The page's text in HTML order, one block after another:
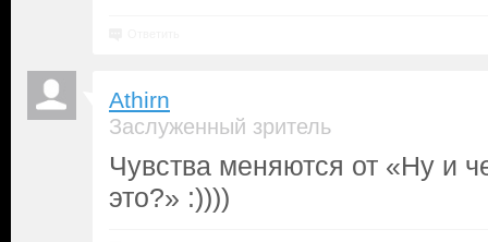
Athirn
Заслуженный зритель
Чувства меняются от «Ну и
это?» :))))